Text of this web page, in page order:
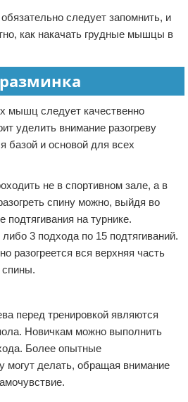
следует запомнить, и
как накачать грудные мышцы в
мышц следует качественно
уделить внимание разогреву
базой и основой для всех
не в спортивном зале, а в
спину можно, выйдя во
на турнике.
3 подхода по 15 подтягиваний.
разогреется вся верхняя часть
перед тренировкой являются
Новичкам можно выполнить
Более опытные
могут делать, обращая внимание